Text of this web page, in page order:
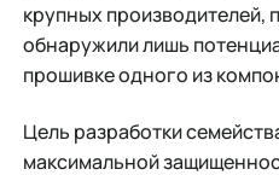
крупных производителей,
обнаружили лишь
прошивке одного из
Цель разработки
максимальной